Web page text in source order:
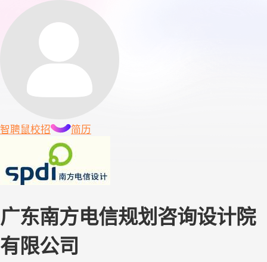
智聘鼠校招 简历
广东南方电信规划咨询设计院
有限公司